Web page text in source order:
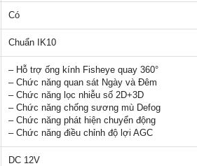
Có
Chuẩn IK10
– Hỗ trợ ống kính Fisheye quay 360°
– Chức năng quan sát Ngày và Đêm
– Chức năng lọc nhiễu số 2D+3D
– Chức năng chống sương mù Defog
– Chức năng phát hiện chuyển động
– Chức năng điều chỉnh độ lợi AGC
DC 12V